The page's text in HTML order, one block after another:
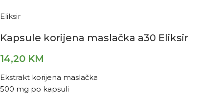
Eliksir
Kapsule korijena maslačka a30 Eliksir
14,20 KM
Ekstrakt korijena maslačka
500 mg po kapsuli